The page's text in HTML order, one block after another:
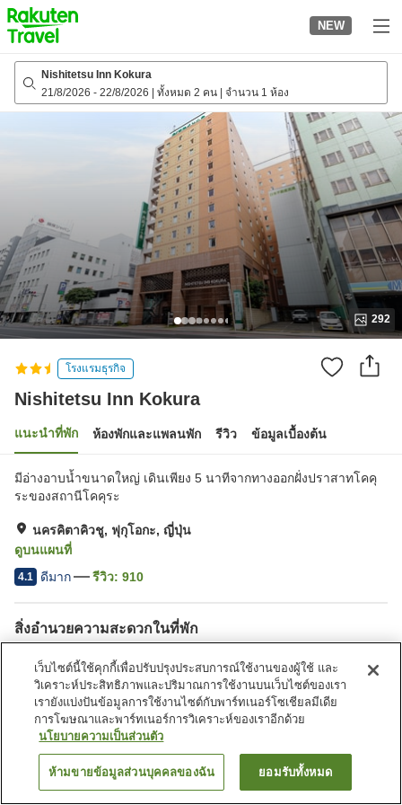
to
top
page
NEW
Nishitetsu Inn Kokura
21/8/2026 - 22/8/2026 ทั้งหมด 2 คน จำนวน 1 ห้อง
292
โรงแรมธุรกิจ
Nishitetsu Inn Kokura
แนะนำที่พัก ห้องพักและแพลนพัก รีวิว ข้อมูลเบื้องต้น
มีอ่างอาบน้ำขนาดใหญ่ เดินเพียง 5 นาทีจากทางออกฝั่งปราสาทโคคุ
ระของสถานีโคคุระ
นครคิตาคิวชู, ฟุกุโอกะ, ญี่ปุ่น
ดูบนแผนที่
4.1 ดีมาก รีวิว: 910
สิ่งอำนวยความสะดวกในที่พัก
สปา/บิวตี้ซาลอน
ตู้จำหน่ายอัตโนมัติ
หน้าแรก ญี่ปุ่น ฟุกุโอกะ นครคิตาคิวชู Nishitetsu Inn Kokura
ค้นหาห้องพัก
เว็บไซต์นี้ใช้คุกกี้เพื่อปรับปรุงประสบการณ์ใช้งานของผู้ใช้ และ
วิเคราะห์ประสิทธิภาพและปริมาณการใช้งานบนเว็บไซต์ของเรา
เรายังแบ่งปันข้อมูลการใช้งานไซต์กับพาร์ทเนอร์โซเชียลมีเดีย
การโฆษณาและพาร์ทเนอร์การวิเคราะห์ของเราอีกด้วย
นโยบายความเป็นส่วนตัว
ห้ามขายข้อมูลส่วนบุคคลของฉัน ยอมรับทั้งหมด